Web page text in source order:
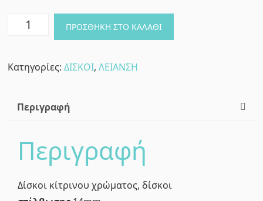
ΜΕΜΟΝΩΜΕΝΟΙ
στόμιο)
ΣΤΙΛΒΩΣΗΣ
ποσότητα
ΠΡΟΣΘΉΚΗ ΣΤΟ ΚΑΛΆΘΙ
Κατηγορίες:ΔΙΣΚΟΙ,ΛΕΙΑΝΣΗ
Περιγραφή
Περιγραφή
Δίσκοι κίτρινου χρώματος, δίσκοι